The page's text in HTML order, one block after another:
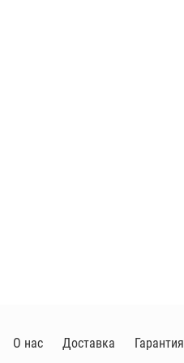
О нас Доставка Гарантия